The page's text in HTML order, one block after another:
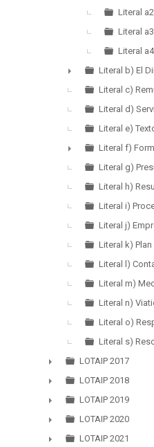
Literal
Literal
Literal
►
Literal b) El
Literal c)
Literal d)
Literal e)
►
Literal f)
Literal g)
Literal h)
Literal i)
Literal j)
Literal k)
Literal l)
Literal m)
Literal n)
Literal o)
Literal s)
►
LOTAIP 2017
►
LOTAIP 2018
►
LOTAIP 2019
►
LOTAIP 2020
LOTAIP 2021